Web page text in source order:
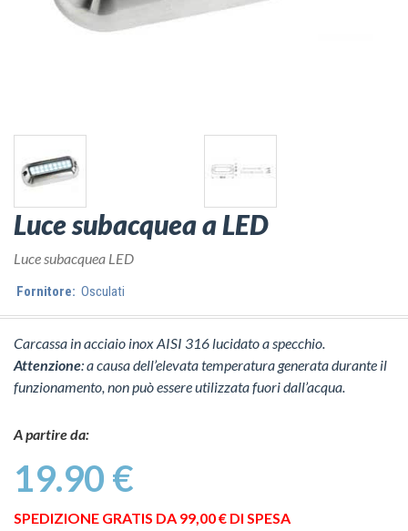
Luce subacquea a LED
Luce subacquea LED
Fornitore: Osculati
Carcassa in acciaio inox AISI 316 lucidato a specchio.
Attenzione: a causa dell’elevata temperatura generata durante il
funzionamento, non può essere utilizzata fuori dall’acqua.
A partire da:
19.90 €
SPEDIZIONE GRATIS DA 99,00 € DI SPESA